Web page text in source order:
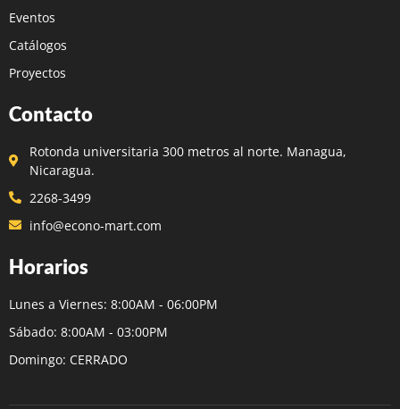
Eventos
Catálogos
Proyectos
Contacto
Rotonda universitaria 300 metros al norte. Managua,
Nicaragua.
2268-3499
info@econo-mart.com
Horarios
Lunes a Viernes: 8:00AM - 06:00PM
Sábado: 8:00AM - 03:00PM
Domingo: CERRADO